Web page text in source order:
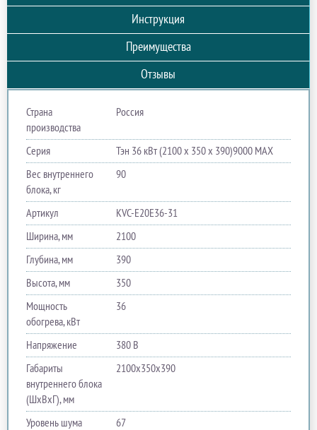
Инструкция
Преимущества
Отзывы
Страна
производства
Россия
Серия
Тэн 36 кВт (2100 х 350 х 390)9000 MAX
Вес внутреннего
блока, кг
90
Артикул
KVC-E20E36-31
Ширина, мм
2100
Глубина, мм
390
Высота, мм
350
Мощность
обогрева, кВт
36
Напряжение
380 В
Габариты
внутреннего блока
(ШхВхГ), мм
2100х350х390
Уровень шума
67